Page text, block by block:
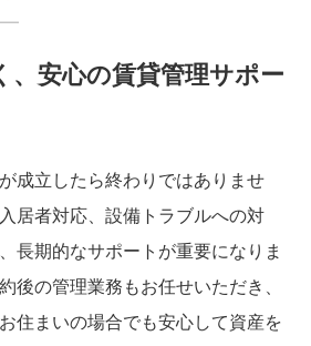
、安心の賃貸管理サポー
成立したら終わりではありませ
居者対応、設備トラブルへの対
長期的なサポートが重要になりま
後の管理業務もお任せいただき、
住まいの場合でも安心して資産を